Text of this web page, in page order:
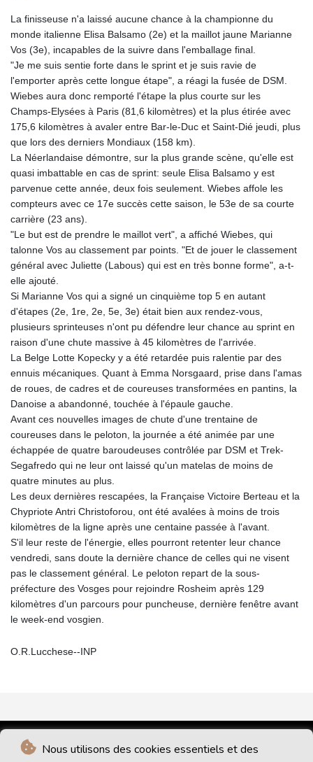
Nous utilisons des cookies essentiels et des
La finisseuse n'a laissé aucune chance à la championne du
monde italienne Elisa Balsamo (2e) et la maillot jaune Marianne
Vos (3e), incapables de la suivre dans l'emballage final.
"Je me suis sentie forte dans le sprint et je suis ravie de
l'emporter après cette longue étape", a réagi la fusée de DSM.
Wiebes aura donc remporté l'étape la plus courte sur les
Champs-Elysées à Paris (81,6 kilomètres) et la plus étirée avec
175,6 kilomètres à avaler entre Bar-le-Duc et Saint-Dié jeudi, plus
que lors des derniers Mondiaux (158 km).
La Néerlandaise démontre, sur la plus grande scène, qu'elle est
quasi imbattable en cas de sprint: seule Elisa Balsamo y est
parvenue cette année, deux fois seulement. Wiebes affole les
compteurs avec ce 17e succès cette saison, le 53e de sa courte
carrière (23 ans).
"Le but est de prendre le maillot vert", a affiché Wiebes, qui
talonne Vos au classement par points. "Et de jouer le classement
général avec Juliette (Labous) qui est en très bonne forme", a-t-
elle ajouté.
Si Marianne Vos qui a signé un cinquième top 5 en autant
d'étapes (2e, 1re, 2e, 5e, 3e) était bien aux rendez-vous,
plusieurs sprinteuses n'ont pu défendre leur chance au sprint en
raison d'une chute massive à 45 kilomètres de l'arrivée.
La Belge Lotte Kopecky y a été retardée puis ralentie par des
ennuis mécaniques. Quant à Emma Norsgaard, prise dans l'amas
de roues, de cadres et de coureuses transformées en pantins, la
Danoise a abandonné, touchée à l'épaule gauche.
Avant ces nouvelles images de chute d'une trentaine de
coureuses dans le peloton, la journée a été animée par une
échappée de quatre baroudeuses contrôlée par DSM et Trek-
Segafredo qui ne leur ont laissé qu'un matelas de moins de
quatre minutes au plus.
Les deux dernières rescapées, la Française Victoire Berteau et la
Chypriote Antri Christoforou, ont été avalées à moins de trois
kilomètres de la ligne après une centaine passée à l'avant.
S'il leur reste de l'énergie, elles pourront retenter leur chance
vendredi, sans doute la dernière chance de celles qui ne visent
pas le classement général. Le peloton repart de la sous-
préfecture des Vosges pour rejoindre Rosheim après 129
kilomètres d'un parcours pour puncheuse, dernière fenêtre avant
le week-end vosgien.
O.R.Lucchese--INP